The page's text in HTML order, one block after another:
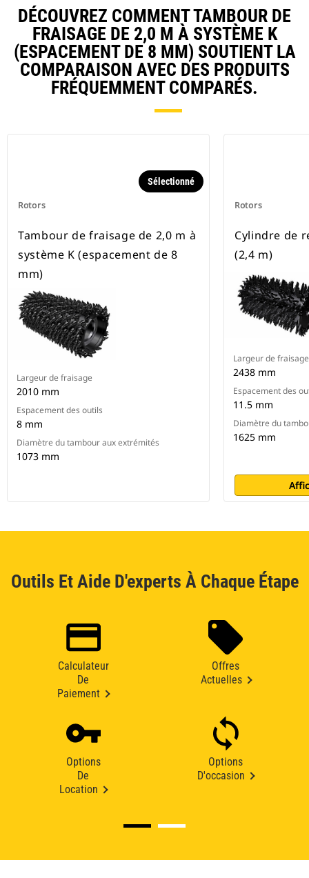
DÉCOUVREZ COMMENT TAMBOUR DE
FRAISAGE DE 2,0 M À SYSTÈME K
(ESPACEMENT DE 8 MM) SOUTIENT LA
COMPARAISON AVEC DES PRODUITS
FRÉQUEMMENT COMPARÉS.
Rotors
Sélectionné
Tambour de fraisage de 2,0 m à
système K (espacement de 8
mm)
Largeur de fraisage
2010 mm
Espacement des outils
8 mm
Diamètre du tambour aux extrémités
1073 mm
Rotors
Cylindre de
(2,4 m)
Largeur de fraisage
2438 mm
Espacement des
11.5 mm
Diamètre du
1625 mm
Outils Et Aide D'experts À Chaque Étape
Calculateur
De
Paiement
Offres
Actuelles
Options
De
Location
Options
D'occasion